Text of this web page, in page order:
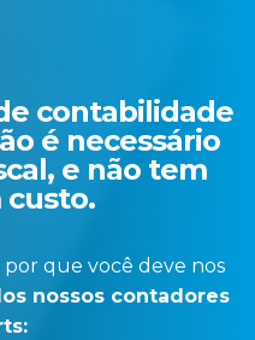
contabilidade
é necessário
e não tem
que você deve nos
nossos contadores